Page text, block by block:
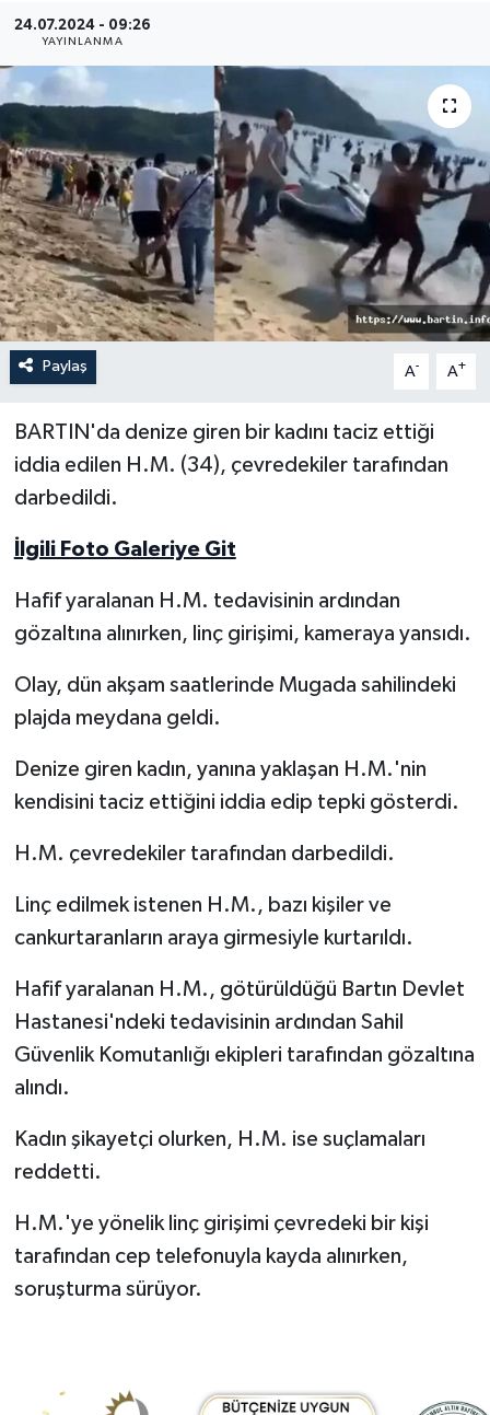
24.07.2024 - 09:26
YAYINLANMA
Paylaş A- A+
BARTIN'da denize giren bir kadını taciz ettiği
iddia edilen H.M. (34), çevredekiler tarafından
darbedildi.
İlgili Foto Galeriye Git
Hafif yaralanan H.M. tedavisinin ardından
gözaltına alınırken, linç girişimi, kameraya yansıdı.
Olay, dün akşam saatlerinde Mugada sahilindeki
plajda meydana geldi.
Denize giren kadın, yanına yaklaşan H.M.'nin
kendisini taciz ettiğini iddia edip tepki gösterdi.
H.M. çevredekiler tarafından darbedildi.
Linç edilmek istenen H.M., bazı kişiler ve
cankurtaranların araya girmesiyle kurtarıldı.
Hafif yaralanan H.M., götürüldüğü Bartın Devlet
Hastanesi'ndeki tedavisinin ardından Sahil
Güvenlik Komutanlığı ekipleri tarafından gözaltına
alındı.
Kadın şikayetçi olurken, H.M. ise suçlamaları
reddetti.
H.M.'ye yönelik linç girişimi çevredeki bir kişi
tarafından cep telefonuyla kayda alınırken,
soruşturma sürüyor.
Medya
Sağlık
Sinema
Sivil Toplum
Siyaset
Spor
Tarım
Turizm
Yaşam
Yerel Yönetimler
DÜNYA